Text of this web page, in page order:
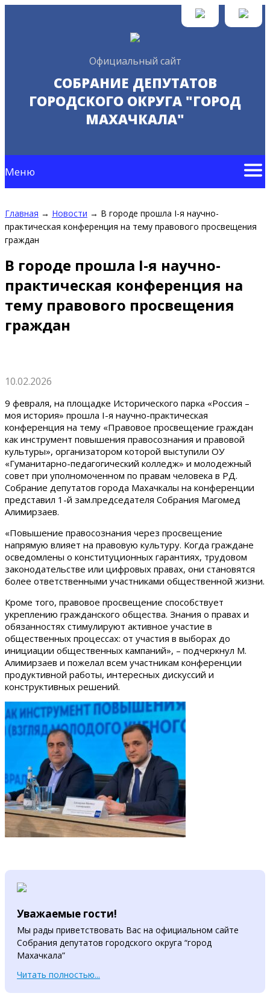
Официальный сайт
СОБРАНИЕ ДЕПУТАТОВ
ГОРОДСКОГО ОКРУГА "ГОРОД
МАХАЧКАЛА"
Меню
Главная → Новости → В городе прошла I-я научно-
практическая конференция на тему правового просвещения
граждан
В городе прошла I-я научно-
практическая конференция на
тему правового просвещения
граждан
10.02.2026
9 февраля, на площадке Исторического парка «Россия –
моя история» прошла I-я научно-практическая
конференция на тему «Правовое просвещение граждан
как инструмент повышения правосознания и правовой
культуры», организатором которой выступили ОУ
«Гуманитарно-педагогический колледж» и молодежный
совет при уполномоченном по правам человека в РД.
Собрание депутатов города Махачкалы на конференции
представил 1-й зам.председателя Собрания Магомед
Алимирзаев.
«Повышение правосознания через просвещение
напрямую влияет на правовую культуру. Когда граждане
осведомлены о конституционных гарантиях, трудовом
законодательстве или цифровых правах, они становятся
более ответственными участниками общественной жизни.
Кроме того, правовое просвещение способствует
укреплению гражданского общества. Знания о правах и
обязанностях стимулируют активное участие в
общественных процессах: от участия в выборах до
инициации общественных кампаний», – подчеркнул М.
Алимирзаев и пожелал всем участникам конференции
продуктивной работы, интересных дискуссий и
конструктивных решений.
Уважаемые гости!
Мы рады приветствовать Вас на официальном сайте
Собрания депутатов городского округа “город
Махачкала”
Читать полностью...